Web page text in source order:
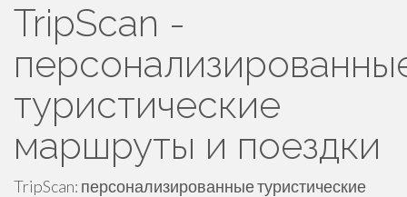
TripScan -
туристические
маршруты и поездки
TripScan: персонализированные туристические